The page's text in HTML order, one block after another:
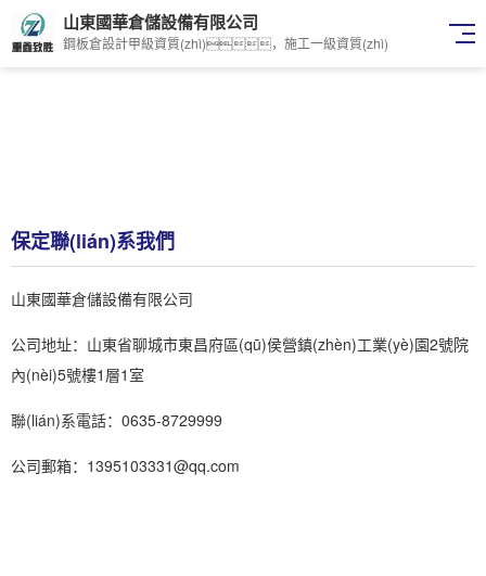
山東國華倉儲設備有限公司
鋼板倉設計甲級資質(zhì)，施工一級資質(zhì)
保定聯(lián)系我們
山東國華倉儲設備有限公司
公司地址：山東省聊城市東昌府區(qū)侯營鎮(zhèn)工業(yè)園2號院
內(nèi)5號樓1層1室
聯(lián)系電話：0635-8729999
公司郵箱：1395103331@qq.com